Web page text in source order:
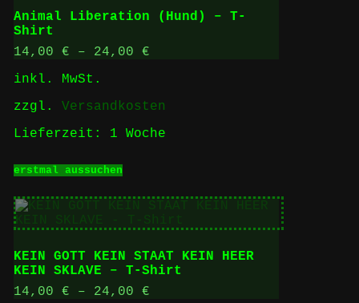
Die
Optionen
auf
werden
Animal Liberation (Hund) – T-
Shirt
14,00 € – 24,00 €
inkl. MwSt.
zzgl. Versandkosten
Lieferzeit: 1 Woche
erstmal aussuchenProdukt
mehrere
Varianten
auf.
Optionen
können
auf
KEIN GOTT KEIN STAAT KEIN HEER
KEIN SKLAVE – T-Shirt
14,00 € – 24,00 €